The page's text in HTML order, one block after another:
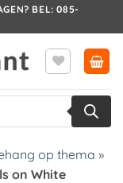
BEL: 085-
op thema »
on White